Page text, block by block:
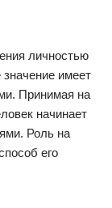
личностью
значение имеет
Принимая на
начинает
Роль на
его